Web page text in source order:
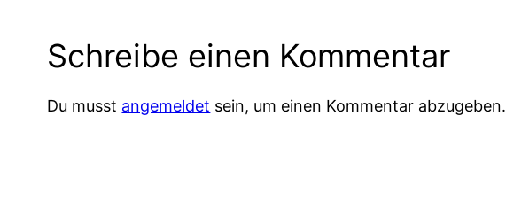
Schreibe einen Kommentar
Du musst angemeldet sein, um einen Kommentar abzugeben.